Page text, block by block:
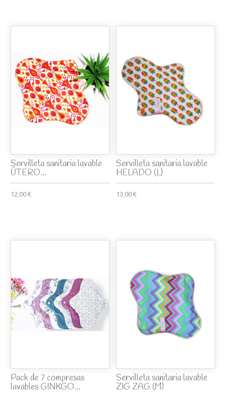
Servilleta sanitaria lavable
ÚTERO...
12,00 €
Servilleta sanitaria lavable
HELADO (L)
13,00 €
Pack de 7 compresas
lavables GINKGO...
Servilleta sanitaria lavable
ZIG ZAG (M)